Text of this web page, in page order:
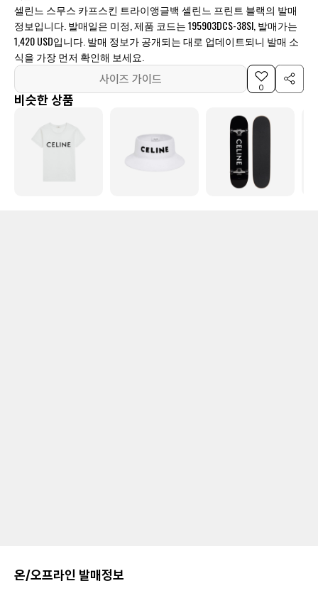
셀린느 스무스 카프스킨 트라이앵글백 셀린느 프린트 블랙의 발매
정보입니다. 발매일은 미정, 제품 코드는 195903DCS-38SI, 발매가는
1,420 USD입니다. 발매 정보가 공개되는 대로 업데이트되니 발매 소
식을 가장 먼저 확인해 보세요.
사이즈 가이드
0
비슷한 상품
온/오프라인 발매정보